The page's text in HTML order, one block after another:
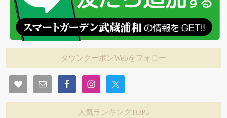
タウンクーポンWebをフォロー
人気ランキングTOP5